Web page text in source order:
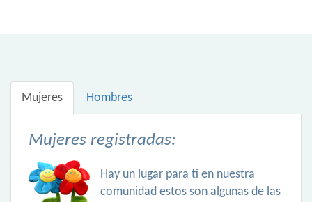
Mujeres Hombres
Mujeres registradas:
Hay un lugar para ti en nuestra
comunidad estos son algunas de las